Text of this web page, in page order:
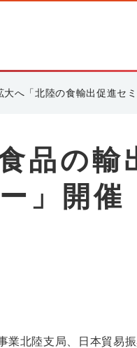
へ「北陸の食輸出促進セ
品の
」開催
業北陸支局、日本貿易